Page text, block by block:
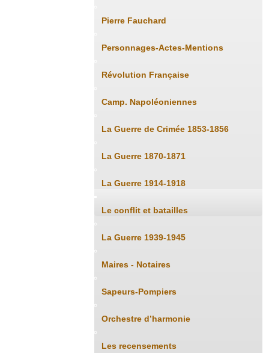
Pierre Fauchard
Personnages-Actes-Mentions
Révolution Française
Camp. Napoléoniennes
La Guerre de Crimée 1853-1856
La Guerre 1870-1871
La Guerre 1914-1918
Le conflit et batailles
La Guerre 1939-1945
Maires - Notaires
Sapeurs-Pompiers
Orchestre d’harmonie
Les recensements